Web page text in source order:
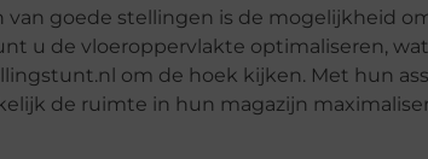
goede stellingen is de mogelijkheid
u de vloeroppervlakte optimaliseren, wat
om de hoek kijken. Met hun
de ruimte in hun magazijn